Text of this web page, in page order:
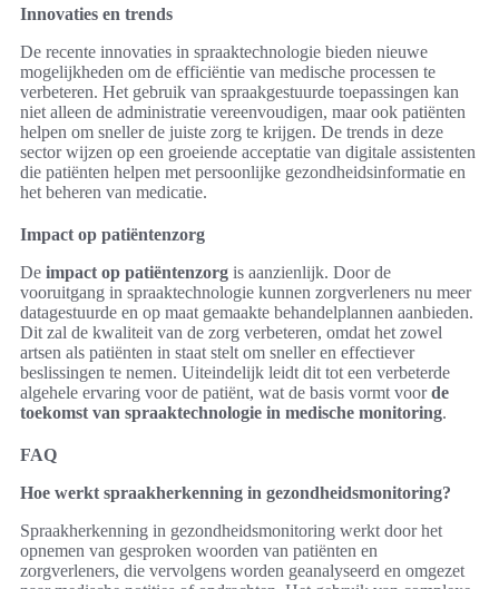
Innovaties en trends
De recente innovaties in spraaktechnologie bieden nieuwe
mogelijkheden om de efficiëntie van medische processen te
verbeteren. Het gebruik van spraakgestuurde toepassingen kan
niet alleen de administratie vereenvoudigen, maar ook patiënten
helpen om sneller de juiste zorg te krijgen. De trends in deze
sector wijzen op een groeiende acceptatie van digitale assistenten
die patiënten helpen met persoonlijke gezondheidsinformatie en
het beheren van medicatie.
Impact op patiëntenzorg
De impact op patiëntenzorg is aanzienlijk. Door de
vooruitgang in spraaktechnologie kunnen zorgverleners nu meer
datagestuurde en op maat gemaakte behandelplannen aanbieden.
Dit zal de kwaliteit van de zorg verbeteren, omdat het zowel
artsen als patiënten in staat stelt om sneller en effectiever
beslissingen te nemen. Uiteindelijk leidt dit tot een verbeterde
algehele ervaring voor de patiënt, wat de basis vormt voorde
toekomst van spraaktechnologie in medische monitoring.
FAQ
Hoe werkt spraakherkenning in gezondheidsmonitoring?
Spraakherkenning in gezondheidsmonitoring werkt door het
opnemen van gesproken woorden van patiënten en
zorgverleners, die vervolgens worden geanalyseerd en omgezet